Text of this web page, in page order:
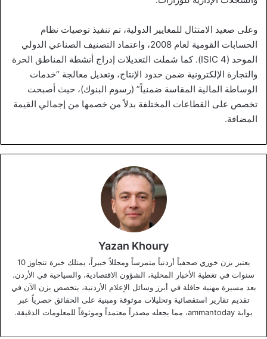
وعلى صعيد الامتثال للمعايير الدولية، تم تنفيذ توصيات نظام
الحسابات القومية لعام 2008، واعتماد التصنيف الصناعي الدولي
الموحد (ISIC 4). كما شملت التعديلات إدراج أنشطة المناطق الحرة
والتجارة الإلكترونية ضمن حدود الإنتاج، وتعديل معالجة “خدمات
الوساطة المالية المقاسة ضمنياً” (رسوم البنوك)، حيث أصبحت
تخصص على القطاعات المختلفة بدلاً من خصمها من إجمالي القيمة
المضافة.
Yazan Khoury
يعتبر يزن خوري صحفياً أردنياً متمرساً ومحللاً خبيراً، يمتلك خبرة تتجاوز 10
سنوات في تغطية الأخبار المحلية، الشؤون الاقتصادية، والسياحية في الأردن.
بعد مسيرة مهنية حافلة في أبرز وسائل الإعلام الأردنية، يتخصص يزن الآن في
تقديم تقارير استقصائية وتحليلات موثوقة ومبنية على الحقائق حصرياً عبر
بوابة ammantoday، مما يجعله مصدراً معتمداً وموثوقاً للمعلومات الدقيقة.